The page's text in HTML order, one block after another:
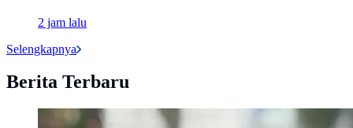
2 jam lalu
Selengkapnya
Berita Terbaru